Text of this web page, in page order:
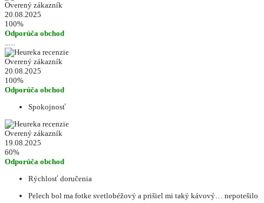
Overený zákazník
20.08.2025
100%
Odporúča obchod
......
Overený zákazník
20.08.2025
100%
Odporúča obchod
Spokojnosť
Overený zákazník
19.08.2025
60%
Odporúča obchod
Rýchlosť doručenia
Pelech bol ma fotke svetlobéžový a prišiel mi taký kávový… nepotešilo